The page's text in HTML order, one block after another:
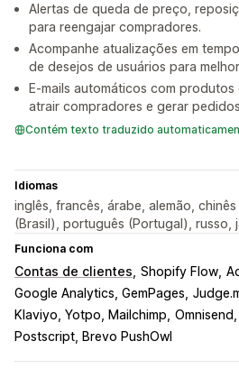
Alertas de queda de preço,
para reengajar compradores.
Acompanhe atualizações em
de desejos de usuários para
E-mails automáticos com
atrair compradores e gerar
Contém texto traduzido
Idiomas
inglês, francês, árabe, alemão,
(Brasil), português (Portugal), russo,
Funciona com
Contas de clientes Shopify Flow
Google Analytics, GemPages
Klaviyo, Yotpo, Mailchimp
Postscript, Brevo PushOwl